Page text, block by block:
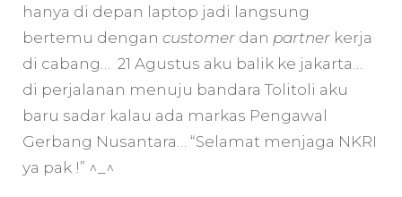
hanya di depan laptop jadi langsung
bertemu dengan customer dan partner kerja
di cabang… 21 Agustus aku balik ke jakarta…
di perjalanan menuju bandara Tolitoli aku
baru sadar kalau ada markas Pengawal
Gerbang Nusantara… “Selamat menjaga NKRI
ya pak !” ^_^